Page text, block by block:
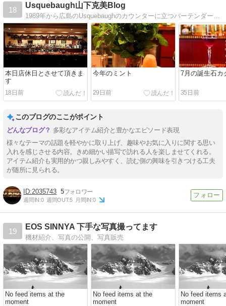
18
Usquebaugh山下克美Blog
本日店休日とさせて頂きま
す
18日前
今年のミント
29日前
7月の誕生石カ
35日前
このブログのここがポイント
多彩なアイテム紹介と豊かなエピソード表現
様々なテーマの話題を軽やかに取り上げ、趣味やお気に入りに関する思い
入れを感じさせる内容。きめ細かい描写で訪れる人を楽しませてくれる。
アイテム紹介も実用的かつ親しみやすく、読む側の興味を引きつける工夫
が随所に見られる。
2035743 5
週間IN:0 週間OUT:5 月間IN:0
19
EOS SINNYA 下手な写真撮ってます
機材紹介、写真の公開、写真販売
No feed items at the
moment
No feed items at the
moment
No feed items
moment